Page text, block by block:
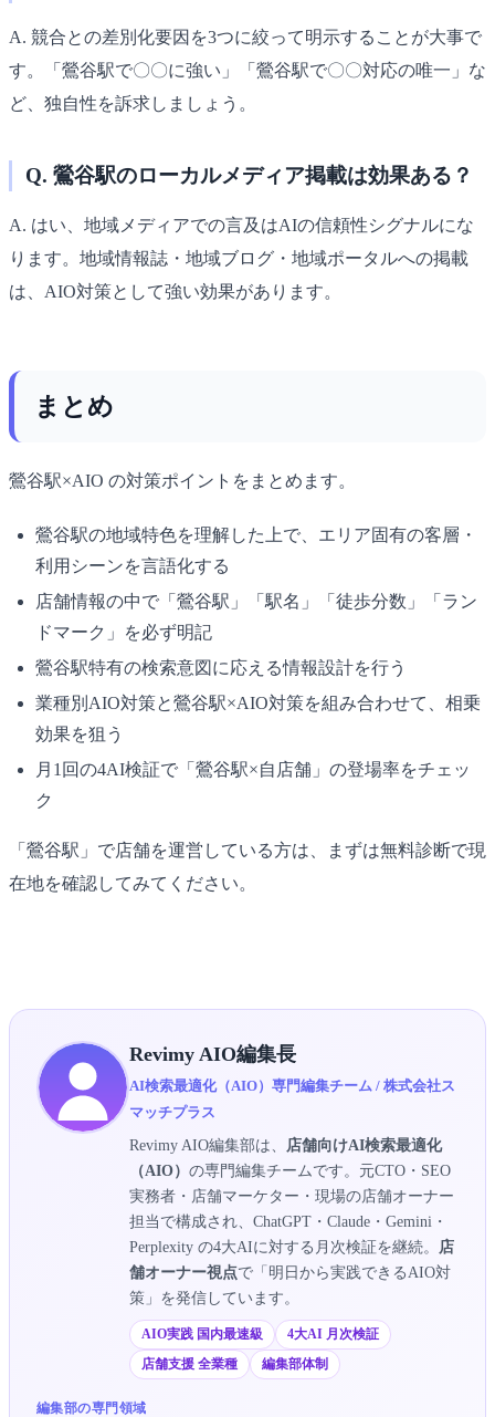
A. 競合との差別化要因を3つに絞って明示することが大事で
す。「鶯谷駅で〇〇に強い」「鶯谷駅で〇〇対応の唯一」な
ど、独自性を訴求しましょう。
Q. 鶯谷駅のローカルメディア掲載は効果ある？
A. はい、地域メディアでの言及はAIの信頼性シグナルにな
ります。地域情報誌・地域ブログ・地域ポータルへの掲載
は、AIO対策として強い効果があります。
まとめ
鶯谷駅×AIO の対策ポイントをまとめます。
鶯谷駅の地域特色を理解した上で、エリア固有の客層・
利用シーンを言語化する
店舗情報の中で「鶯谷駅」「駅名」「徒歩分数」「ラン
ドマーク」を必ず明記
鶯谷駅特有の検索意図に応える情報設計を行う
業種別AIO対策と鶯谷駅×AIO対策を組み合わせて、相乗
効果を狙う
月1回の4AI検証で「鶯谷駅×自店舗」の登場率をチェッ
ク
「鶯谷駅」で店舗を運営している方は、まずは無料診断で現
在地を確認してみてください。
Revimy AIO編集長
AI検索最適化（AIO）専門編集チーム / 株式会社ス
マッチプラス
Revimy AIO編集部は、
店舗向けAI検索最適化
（AIO） の専門編集チームです。元CTO・SEO
実務者・店舗マーケター・現場の店舗オーナー
担当で構成され、ChatGPT・Claude・Gemini・
Perplexity の4大AIに対する月次検証を継続。
店
舗オーナー視点で「明日から実践できるAIO対
策」を発信しています。
AIO実践 国内最速級
4大AI 月次検証
店舗支援 全業種
編集部体制
編集部の専門領域